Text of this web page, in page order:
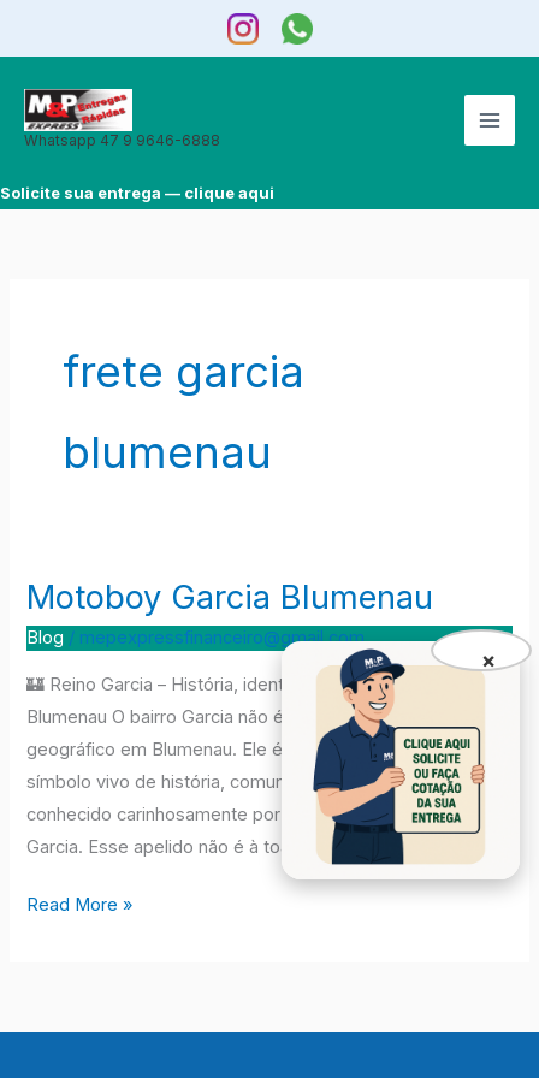
conteúdo
Whatsapp 47 9 9646-6888
Solicite sua entrega — clique aqui
frete garcia
blumenau
Motoboy Garcia Blumenau
Blog / mepexpressfinanceiro@gmail.com
🏰 Reino Garcia – História, identidade e movimento em
Blumenau O bairro Garcia não é apenas um ponto
geográfico em Blumenau. Ele é, para seus moradores, um
símbolo vivo de história, comunidade e orgulho. Por isso, é
conhecido carinhosamente por muitos como o Reino
Garcia. Esse apelido não é à toa. O Garcia tem tudo […]
Motoboy
Garcia
Blumenau
Read More »
×